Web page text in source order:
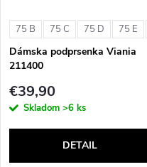
75 B 75 C 75 D 75 E
Dámska podprsenka Viania
211400
€39,90
Skladom >6 ks
DETAIL